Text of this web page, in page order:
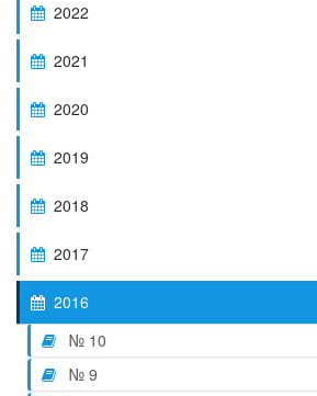
2022
2021
2020
2019
2018
2017
2016
№ 10
№ 9